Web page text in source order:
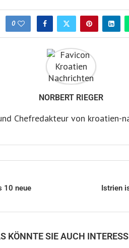
0
NORBERT RIEGER
Chefredakteur von kroatien-
10 neue
Istrien
KÖNNTE SIE AUCH